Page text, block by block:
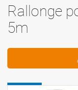
Rallonge
5m